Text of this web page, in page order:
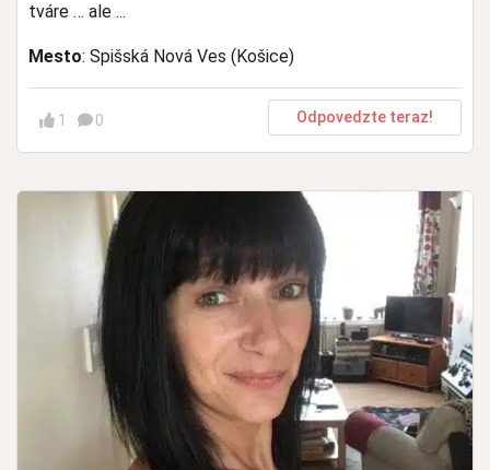
tváre … ale ...
Mesto: Spišská Nová Ves (Košice)
1 0 Odpovedzte teraz!